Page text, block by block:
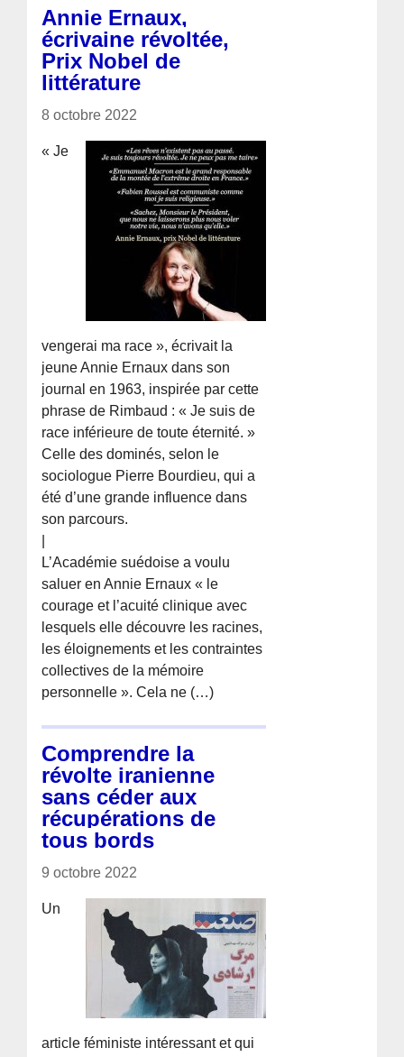
Annie Ernaux,
écrivaine révoltée,
Prix Nobel de
littérature
8 octobre 2022
« Je
vengerai ma race », écrivait la
jeune Annie Ernaux dans son
journal en 1963, inspirée par cette
phrase de Rimbaud : « Je suis de
race inférieure de toute éternité. »
Celle des dominés, selon le
sociologue Pierre Bourdieu, qui a
été d’une grande influence dans
son parcours.
L’Académie suédoise a voulu
saluer en Annie Ernaux « le
courage et l’acuité clinique avec
lesquels elle découvre les racines,
les éloignements et les contraintes
collectives de la mémoire
personnelle ». Cela ne (…)
Comprendre la
révolte iranienne
sans céder aux
récupérations de
tous bords
9 octobre 2022
Un
article féministe intéressant et qui